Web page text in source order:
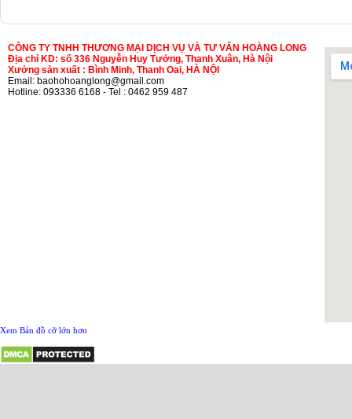
CÔNG TY TNHH THƯƠNG MẠI DỊCH VỤ VÀ TƯ VẤN HOÀNG LONG
Địa chỉ KD: số 336 Nguyễn Huy Tưởng, Thanh Xuân, Hà Nội
Xưởng sản xuất : Bình Minh, Thanh Oai, HÀ NỘI
Email: baohohoanglong@gmail.com
Hotline: 093336 6168 - Tel : 0462 959 487
Xem Bản đồ cỡ lớn hơn